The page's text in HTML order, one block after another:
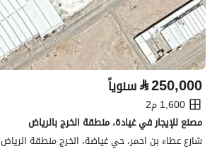
⃁250,000 سنوياً
1,600 م2
مصنع للإيجار في غيادة، منطقة الخرج بالرياض
شارع عطاء بن احمر، حي غياضة، الخرج منطقة الرياض